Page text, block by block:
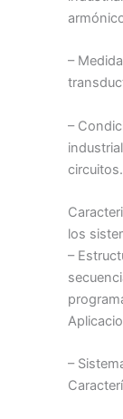
–
–
circuitos.
los
–
–